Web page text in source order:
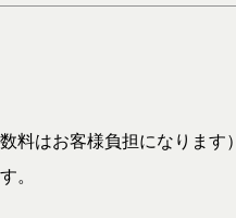
料はお客様負担になります）
。